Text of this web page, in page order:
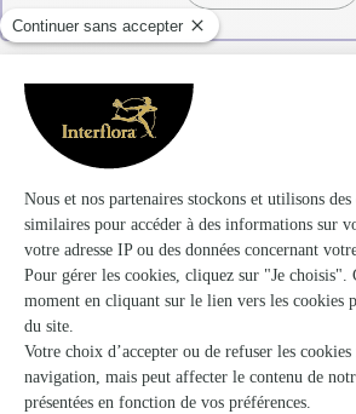
Nos articles sur les
Idées de poèmes à
des Mèressur des
douces pour lui faire